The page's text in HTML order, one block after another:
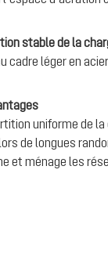
stable de la
cadre léger en
uniforme de
de longues
et ménage les